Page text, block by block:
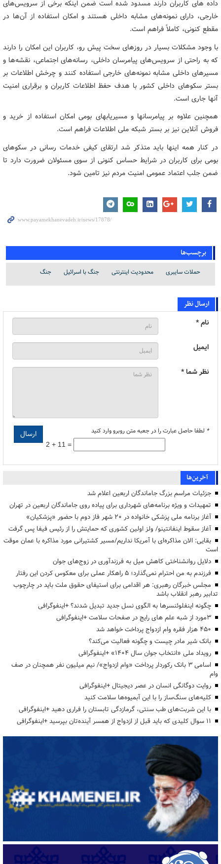
داده های کاربران دارند مسدود شده است ضمن اینکه برخی از سرویس‌های
خارجی، دارای نمونه‌های مشابه داخلی هستند و امکان استفاده از آن‌ها در
مقطع کنونی، کاملاً فراهم است.
با وجود مشکلات بسیار در روزهای سخت پیش رو، کاربران این امکان را دارند
که به راحتی از سرویس‌های پیامرسان داخلی، رسانه‌های اجتماعی، نقشه‌ها و
مسیرهای داخلی مشابه نمونه‌های خارجی استفاده کنند و چرخش اطلاعات بر
بستر سکوهای داخلی کشور با هدف حفظ اطلاعات کاربران و برقراری امنیت
آنها جاری است.
همچنین علاوه بر پیامرسانها و مسیریابهای بومی امکان استفاده از خرید و
فروش آنلاین نیز بر بستر شبکه ملی اطلاعات فراهم است.
در کنار همه اینها باید متذکر شد ارتقای کیفی خدمات رسانی در سکوهای
بومی برای کاربران در شرایط حساس کنونی از سوی مسئولان ضرورت دارد تا
ضمن جلب اعتماد عمومی امنیت مردم نیز تامین شود.
برچسب‌ها
حملات سایبری محدودیت اینترنتی جنگ با اسرائیل جنگ
ارسال نظر
نام *
ایمیل
نظر شما *
* لطفا حاصل عبارت را در جعبه متن روبرو وارد کنید
2 + 11 =
آخرین‌ها
جزئیات مراسم بزرگ جاماندگان اربعین اعلام شد
تمهیدات و ویژه برنامه‌های شهرداری برای پیاده روی جاماندگان اربعین در تهران
آغاز برنامه ملی پزشکی خانواده در ۲۰ شهر فاز دوم با حضور «پزشکیان»
آغاز سقوط اینفانتینو/ ولز اولین کشوری که حمایتش را از رئیس فیفا پس گرفت
بقایی: الان مذاکره‌ای با آمریکا نداریم/مسیر کشتیرانی مورد مذاکره با عمان موقت
است
دلایل روانشناختی کاهش میل به فرزندآوری در زوج‌های جوان
فرزندم به من احترام نمی‌گذارد؛ ۵ راهکار عملی برای معکوس کردن این رفتار
مجلس خبرگان رهبری: هر اقدامی برای استیفای حقوق ملت باید در چارچوب
تدابیر رهبر انقلاب باشد
چگونه اینفلوئنسرها به الگوی نسل جدید تبدیل شدند؟ +اینفوگرافی
3مورد از شبه علم های رایج در صفحات سلامت +اینفوگرافی
۴۵۰ هزار فقره وام ازدواج پرداخت خواهد شد
بانک شیر مادر چیست و چگونه فعالیت می‌کند؟
رویداد ملی «انتخاب جوان سال ۱۴۰۴» +اینفوگرافی
اسامی ۳ بانک رکوردار پرداخت «وام ازدواج»/ نیم میلیون نفر همچنان در صف
وام
روایت دوگانگی انسان در عصر دیجیتال +اینفوگرافی
کلیه‌های سنگ‌ساز را با این آبمیوه‌ها سلامت کنید
با این شربت‌های طب سنتی، گرمازدگی تابستان را فراری دهید +اینفوگرافی
۱۱ سوال کلیدی که باید قبل از ازدواج از همسر آینده‌تان بپرسید +اینفوگرافی